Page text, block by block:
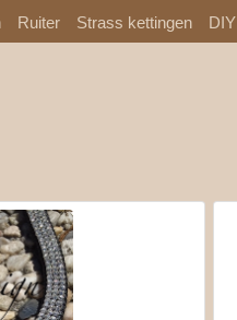
Ruiter Strass kettingen DIY